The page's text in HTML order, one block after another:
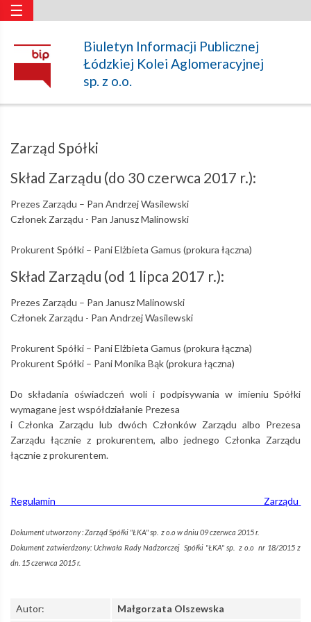
Zarząd
Spółki
Łódzka
Kolej
Aglomeracyjna
Biuletyn Informacji Publicznej
Łódzkiej Kolei Aglomeracyjnej
sp. z o.o.
☰
Zarząd Spółki
Skład Zarządu (do 30 czerwca 2017 r.):
Prezes Zarządu – Pan Andrzej Wasilewski
Członek Zarządu - Pan Janusz Malinowski
Prokurent Spółki – Pani Elżbieta Gamus (prokura łączna)
Skład Zarządu (od 1 lipca 2017 r.):
Prezes Zarządu – Pan Janusz Malinowski
Członek Zarządu - Pan Andrzej Wasilewski
Prokurent Spółki – Pani Elżbieta Gamus (prokura łączna)
Prokurent Spółki – Pani Monika Bąk (prokura łączna)
Do składania oświadczeń woli i podpisywania w imieniu Spółki
wymagane jest współdziałanie Prezesa
i Członka Zarządu lub dwóch Członków Zarządu albo Prezesa
Zarządu łącznie z prokurentem, albo jednego Członka Zarządu
łącznie z prokurentem.
Regulamin Zarządu
Dokument utworzony : Zarząd Spółki "ŁKA" sp. z o.o w dniu 09 czerwca 2015 r.
Dokument zatwierdzony: Uchwała Rady Nadzorczej Spółki "ŁKA" sp. z o.o nr 18/2015 z
dn. 15 czerwca 2015 r.
Autor: Małgorzata Olszewska